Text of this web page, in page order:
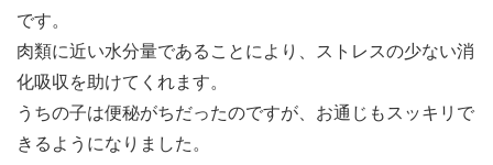
です。
肉類に近い水分量であることにより、ストレスの少ない消
化吸収を助けてくれます。
うちの子は便秘がちだったのですが、お通じもスッキリで
きるようになりました。